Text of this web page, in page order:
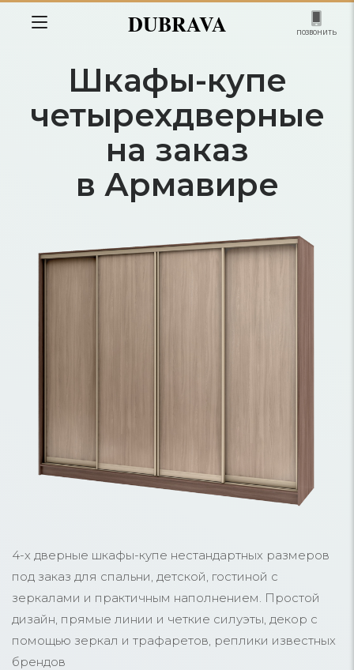
DUBRAVA позвонить
Шкафы-купе
четырехдверные
на заказ
в Армавире
4-х дверные шкафы-купе нестандартных размеров
под заказ для спальни, детской, гостиной с
зеркалами и практичным наполнением. Простой
дизайн, прямые линии и четкие силуэты, декор с
помощью зеркал и трафаретов, реплики известных
брендов